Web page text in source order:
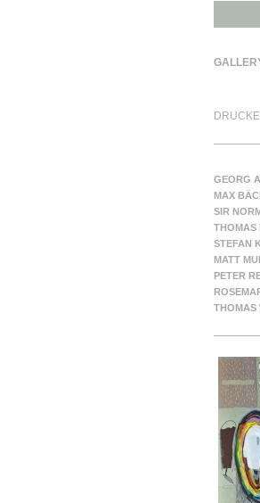
GEORG
MAX
SIR
THOMAS
STEFAN
MATT
PETER
THOMAS